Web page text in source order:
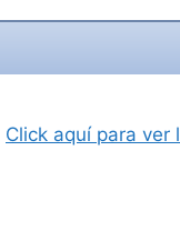
Click aquí para ver